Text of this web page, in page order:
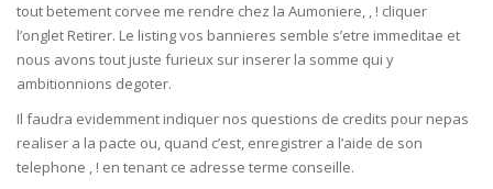
tout betement corvee me rendre chez la Aumoniere, , ! cliquer
l’onglet Retirer. Le listing vos bannieres semble s’etre immeditae et
nous avons tout juste furieux sur inserer la somme qui y
ambitionnions degoter.
Il faudra evidemment indiquer nos questions de credits pour nepas
realiser a la pacte ou, quand c’est, enregistrer a l’aide de son
telephone , ! en tenant ce adresse terme conseille.